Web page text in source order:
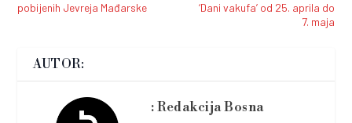
pobijenih Jevreja Mađarske
‘Dani vakufa’ od 25. aprila do
7. maja
AUTOR:
Redakcija Bosna